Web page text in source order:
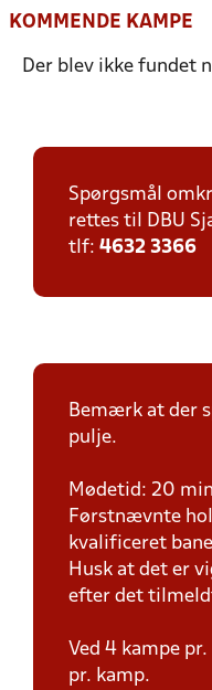
KOMMENDE KAMPE
Der blev ikke fundet
Spørgsmål
rettes til DBU
tlf: 4632 3366
Bemærk at der
pulje.
Mødetid: 20
Førstnævnte
kvalificeret
Husk at det er
efter det
Ved 4 kampe
pr. kamp.